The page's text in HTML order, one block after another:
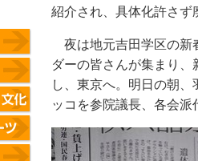
紹介され、具体化許さず
夜は地元吉田学区の新
ダーの皆さんが集まり
し、東京へ。明日の朝
ッコを参院議長、各会